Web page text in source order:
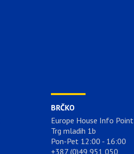
BRČKO
Europe House Info Point
Trg mladih 1b
Pon-Pet 12:00 - 16:00
+387 (0)49 951 050